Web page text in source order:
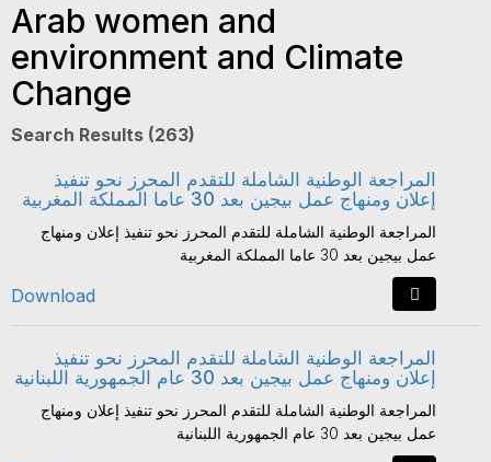
Arab women and
environment and Climate
Change
Search Results (263)
المراجعة الوطنية الشاملة للتقدم المحرز نحو تنفيذ
إعلان ومنهاج عمل بيجين بعد 30 عاما المملكة المغربية
المراجعة الوطنية الشاملة للتقدم المحرز نحو تنفيذ إعلان ومنهاج
عمل بيجين بعد 30 عاما المملكة المغربية
Download
المراجعة الوطنية الشاملة للتقدم المحرز نحو تنفيذ
إعلان ومنهاج عمل بيجين بعد 30 عام الجمهورية اللبنانية
المراجعة الوطنية الشاملة للتقدم المحرز نحو تنفيذ إعلان ومنهاج
عمل بيجين بعد 30 عام الجمهورية اللبنانية